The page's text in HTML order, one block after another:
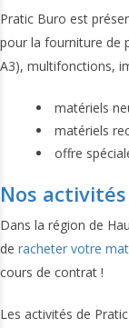
Pratic Buro est
pour la fourniture de
A3), multifonctions,
matériels
matériels
offre
Nos activités
Dans la région de
de racheter votre
cours de contrat !
Les activités de